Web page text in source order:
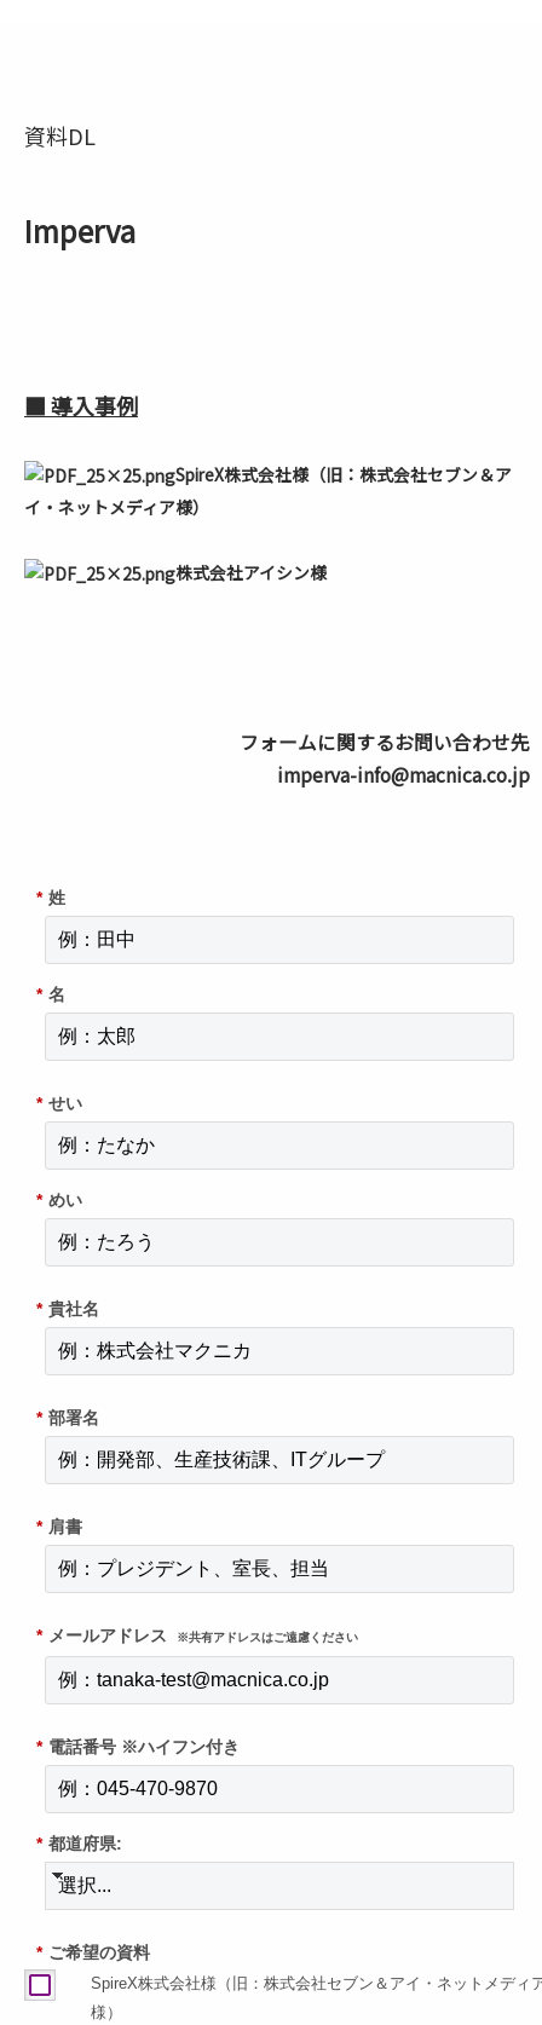
資料DL
Imperva
■ 導入事例
SpireX株式会社様（旧：株式会社セブン＆ア
イ・ネットメディア様）
株式会社アイシン様
フォームに関するお問い合わせ先
imperva-info@macnica.co.jp
* 姓
* 名
* せい
* めい
* 貴社名
* 部署名
* 肩書
* メールアドレス ※共有アドレスはご遠慮ください
* 電話番号 ※ハイフン付き
* 都道府県:
* ご希望の資料
SpireX株式会社様（旧：株式会社セブン＆アイ・ネットメディ
様）